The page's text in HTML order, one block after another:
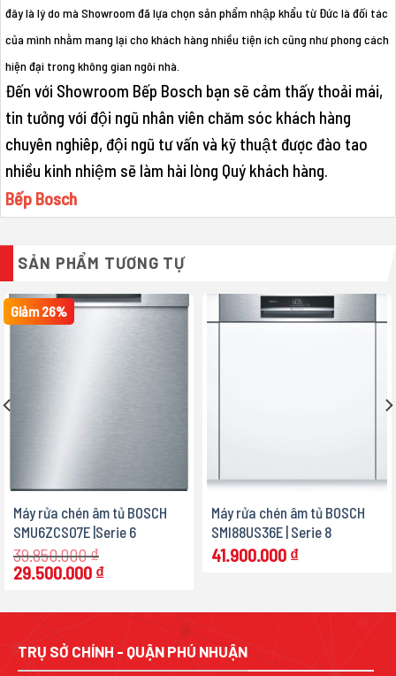
đây là lý do mà Showroom đã lựa chọn sản phẩm nhập khẩu từ Đức là đối tác
của mình nhằm mang lại cho khách hàng nhiều tiện ích cũng như phong cách
hiện đại trong không gian ngôi nhà.
Đến với Showroom Bếp Bosch bạn sẽ cảm thấy thoải mái,
tin tưởng với đội ngũ nhân viên chăm sóc khách hàng
chuyên nghiêp, đội ngũ tư vấn và kỹ thuật được đào tao
nhiều kinh nhiệm sẽ làm hài lòng Quý khách hàng.
Bếp Bosch
SẢN PHẨM TƯƠNG TỰ
Giảm 26%
Máy rửa chén âm tủ BOSCH
SMU6ZCS07E |Serie 6
39.850.000₫
Giá
là:
29.500.000 ₫Giá
tại
29.500.000 ₫.
Máy rửa chén âm tủ BOSCH
SMI88US36E | Serie 8
41.900.000 ₫
TRỤ SỞ CHÍNH - QUẬN PHÚ NHUẬN